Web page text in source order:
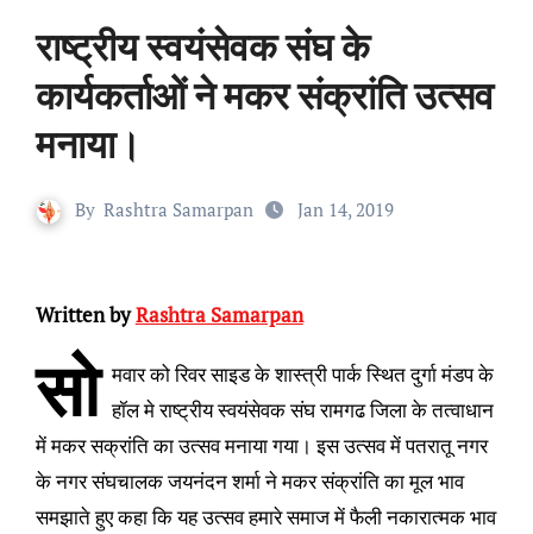
राष्ट्रीय स्वयंसेवक संघ के
कार्यकर्ताओं ने मकर संक्रांति उत्सव
मनाया।
By Rashtra Samarpan Jan 14, 2019
Written byRashtra Samarpan
सो मवार को रिवर साइड के शास्त्री पार्क स्थित दुर्गा मंडप के
हॉल मे राष्ट्रीय स्वयंसेवक संघ रामगढ जिला के तत्वाधान
में मकर सक्रांति का उत्सव मनाया गया। इस उत्सव में पतरातू नगर
के नगर संघचालक जयनंदन शर्मा ने मकर संक्रांति का मूल भाव
समझाते हुए कहा कि यह उत्सव हमारे समाज में फैली नकारात्मक भाव